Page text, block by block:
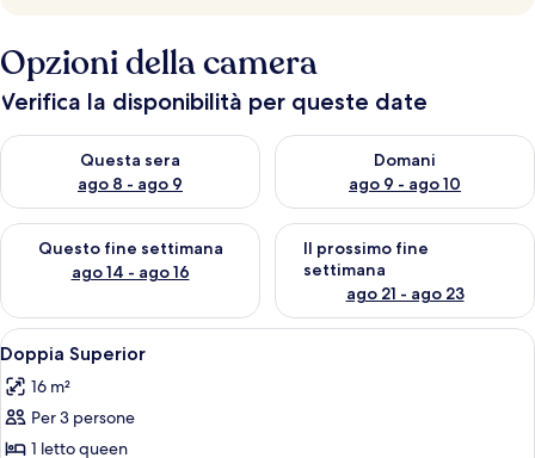
Opzioni della camera
Verifica la disponibilità per queste date
Questa sera
ago 8 - ago 9
Verifica la disponibilità per questa sera, ago 8 - ago 9
Domani
ago 9 - ago 10
Verifica la disponibilità per
Questo fine settimana
ago 14 - ago 16
Verifica la disponibilità per questo fine settimana, ago 14 -
Il prossimo fine
settimana
ago 21 - ago 23
Verifica la disponibilità per il
Apri
tutte
le
foto
per
Camera d'albergo con parete in
8
Doppia Superior
16 m²
Per 3 persone
1 letto queen